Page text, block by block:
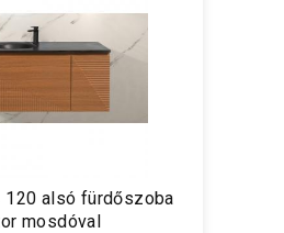
120 alsó fürdőszoba
mosdóval